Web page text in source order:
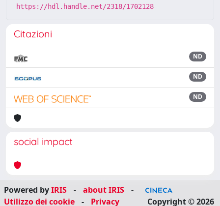
https://hdl.handle.net/2318/1702128
Citazioni
ND
ND
ND
social impact
Powered byIRIS - about IRIS
-
Utilizzo dei cookie
- Privacy Copyright © 2026